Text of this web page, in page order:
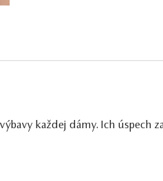
každej dámy. Ich úspech